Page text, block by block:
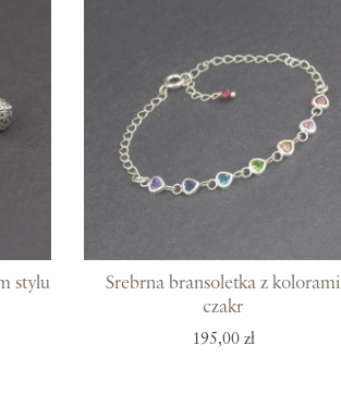
stylu
Srebrna bransoletka z kolorami
czakr
195,00 zł